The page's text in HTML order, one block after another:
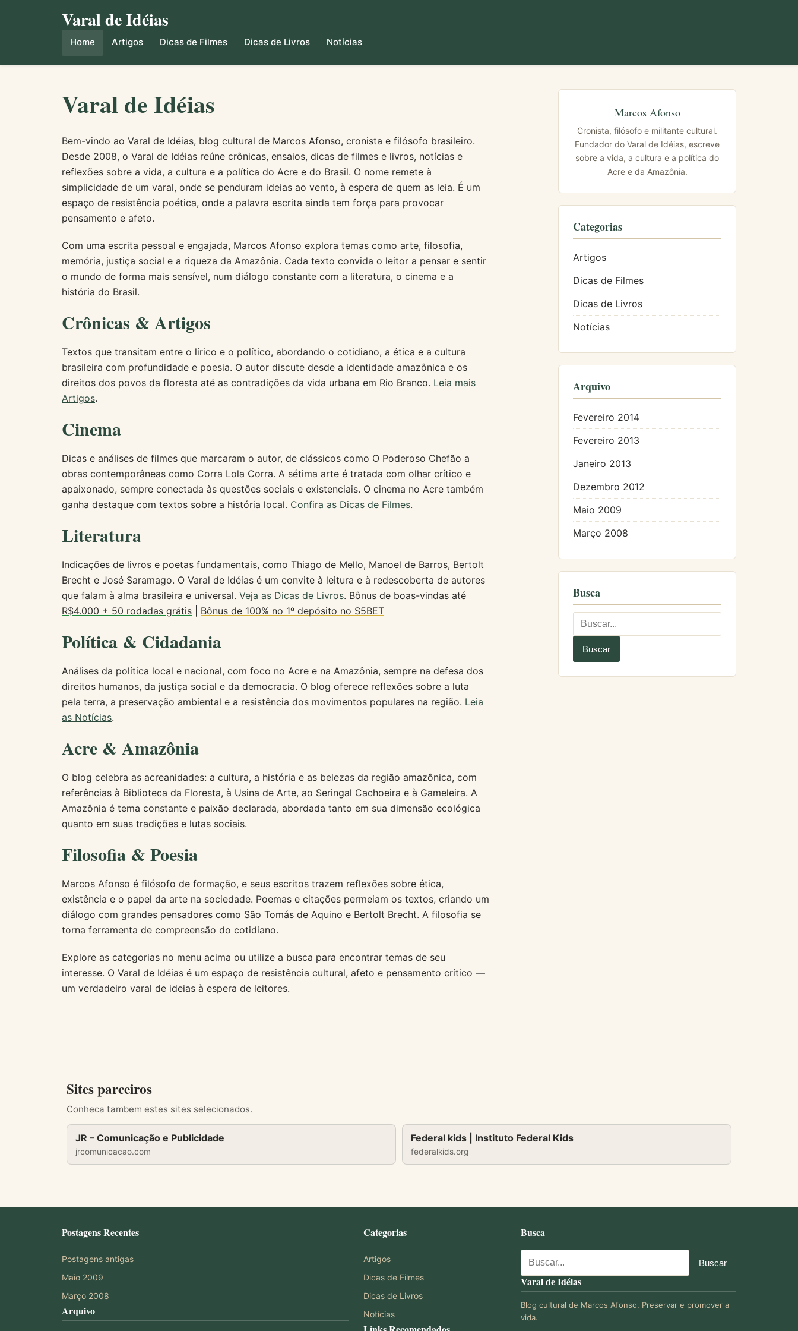
Varal de Idéias
Home Artigos Dicas de Filmes Dicas de Livros Notícias
Varal de Idéias
Bem-vindo ao Varal de Idéias, blog cultural de Marcos Afonso, cronista e filósofo brasileiro.
Desde 2008, o Varal de Idéias reúne crônicas, ensaios, dicas de filmes e livros, notícias e
reflexões sobre a vida, a cultura e a política do Acre e do Brasil. O nome remete à
simplicidade de um varal, onde se penduram ideias ao vento, à espera de quem as leia. É um
espaço de resistência poética, onde a palavra escrita ainda tem força para provocar
pensamento e afeto.
Com uma escrita pessoal e engajada, Marcos Afonso explora temas como arte, filosofia,
memória, justiça social e a riqueza da Amazônia. Cada texto convida o leitor a pensar e sentir
o mundo de forma mais sensível, num diálogo constante com a literatura, o cinema e a
história do Brasil.
Crônicas & Artigos
Textos que transitam entre o lírico e o político, abordando o cotidiano, a ética e a cultura
brasileira com profundidade e poesia. O autor discute desde a identidade amazônica e os
direitos dos povos da floresta até as contradições da vida urbana em Rio Branco. Leia mais
Artigos.
Cinema
Dicas e análises de filmes que marcaram o autor, de clássicos como O Poderoso Chefão a
obras contemporâneas como Corra Lola Corra. A sétima arte é tratada com olhar crítico e
apaixonado, sempre conectada às questões sociais e existenciais. O cinema no Acre também
ganha destaque com textos sobre a história local. Confira as Dicas de Filmes.
Literatura
Indicações de livros e poetas fundamentais, como Thiago de Mello, Manoel de Barros, Bertolt
Brecht e José Saramago. O Varal de Idéias é um convite à leitura e à redescoberta de autores
que falam à alma brasileira e universal. Veja as Dicas de Livros. Bônus de boas-vindas até
R$4.000 + 50 rodadas grátis
Bônus de 100% no 1º depósito no S5BET
Política & Cidadania
Análises da política local e nacional, com foco no Acre e na Amazônia, sempre na defesa dos
direitos humanos, da justiça social e da democracia. O blog oferece reflexões sobre a luta
pela terra, a preservação ambiental e a resistência dos movimentos populares na região. Leia
as Notícias.
Acre & Amazônia
O blog celebra as acreanidades: a cultura, a história e as belezas da região amazônica, com
referências à Biblioteca da Floresta, à Usina de Arte, ao Seringal Cachoeira e à Gameleira. A
Amazônia é tema constante e paixão declarada, abordada tanto em sua dimensão ecológica
quanto em suas tradições e lutas sociais.
Filosofia & Poesia
Marcos Afonso é filósofo de formação, e seus escritos trazem reflexões sobre ética,
existência e o papel da arte na sociedade. Poemas e citações permeiam os textos, criando um
diálogo com grandes pensadores como São Tomás de Aquino e Bertolt Brecht. A filosofia se
torna ferramenta de compreensão do cotidiano.
Explore as categorias no menu acima ou utilize a busca para encontrar temas de seu
interesse. O Varal de Idéias é um espaço de resistência cultural, afeto e pensamento crítico —
um verdadeiro varal de ideias à espera de leitores.
Marcos Afonso
Cronista, filósofo e militante cultural.
Fundador do Varal de Idéias, escreve
sobre a vida, a cultura e a política do
Acre e da Amazônia.
Categorias
Artigos
Dicas de Filmes
Dicas de Livros
Notícias
Arquivo
Fevereiro 2014
Fevereiro 2013
Janeiro 2013
Dezembro 2012
Maio 2009
Março 2008
Busca
Sites parceiros
Conheca tambem estes sites selecionados.
JR – Comunicação e Publicidade
jrcomunicacao.com
Federal kids | Instituto Federal Kids
federalkids.org
Postagens Recentes
Postagens antigas
Maio 2009
Março 2008
Arquivo
Categorias
Artigos
Dicas de Filmes
Dicas de Livros
Notícias
Busca
Varal de Idéias
Blog cultural de Marcos Afonso. Preservar e promover a
vida.